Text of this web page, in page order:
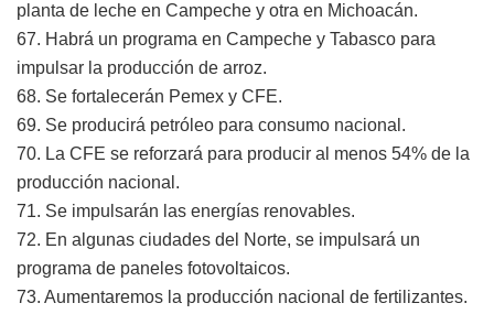
planta de leche en Campeche y otra en Michoacán.
67. Habrá un programa en Campeche y Tabasco para
impulsar la producción de arroz.
68. Se fortalecerán Pemex y CFE.
69. Se producirá petróleo para consumo nacional.
70. La CFE se reforzará para producir al menos 54% de la
producción nacional.
71. Se impulsarán las energías renovables.
72. En algunas ciudades del Norte, se impulsará un
programa de paneles fotovoltaicos.
73. Aumentaremos la producción nacional de fertilizantes.